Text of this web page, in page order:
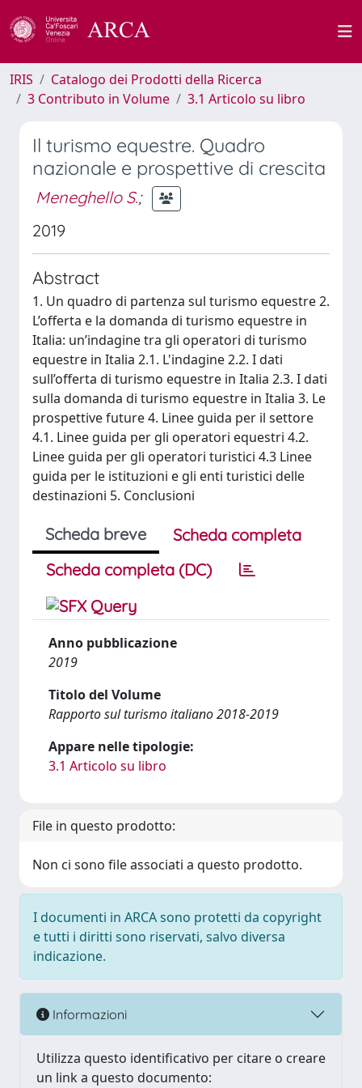
IRIS
Catalogo dei Prodotti della Ricerca
3 Contributo in Volume
3.1 Articolo su libro
Il turismo equestre. Quadro
nazionale e prospettive di crescita
Meneghello S.;
2019
Abstract
1. Un quadro di partenza sul turismo equestre 2.
L’offerta e la domanda di turismo equestre in
Italia: un’indagine tra gli operatori di turismo
equestre in Italia 2.1. L'indagine 2.2. I dati
sull’offerta di turismo equestre in Italia 2.3. I dati
sulla domanda di turismo equestre in Italia 3. Le
prospettive future 4. Linee guida per il settore
4.1. Linee guida per gli operatori equestri 4.2.
Linee guida per gli operatori turistici 4.3 Linee
guida per le istituzioni e gli enti turistici delle
destinazioni 5. Conclusioni
Scheda breve
Scheda completa
Scheda completa (DC)
Anno pubblicazione
2019
Titolo del Volume
Rapporto sul turismo italiano 2018-2019
Appare nelle tipologie:
3.1 Articolo su libro
File in questo prodotto:
Non ci sono file associati a questo prodotto.
I documenti in ARCA sono protetti da copyright
e tutti i diritti sono riservati, salvo diversa
indicazione.
Informazioni
Utilizza questo identificativo per citare o creare
un link a questo documento: